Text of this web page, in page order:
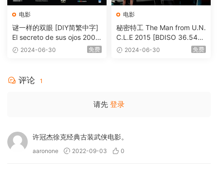
电影
谜一样的双眼 [DIY简繁中字]
El secreto de sus ojos 2009
1080p Blu-ray AVC DTS-HD
2024-06-30 免费
电影
秘密特工 The Man from U.N.
C.L.E 2015 [BDISO 36.54G
B] 2024-06-30 免费
评论 1
请先 登录
许冠杰徐克经典古装武侠电影。
aaronone 2022-09-03 0